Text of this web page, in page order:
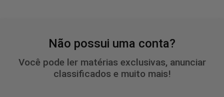
Não possui uma conta?
Você pode ler matérias exclusivas, anunciar
classificados e muito mais!